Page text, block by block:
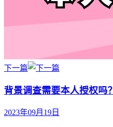
下一篇
背景调查需要本人授权吗？
2023年09月19日